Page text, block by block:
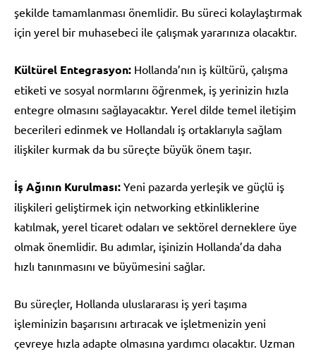
şekilde tamamlanması önemlidir. Bu süreci kolaylaştırmak
için yerel bir muhasebeci ile çalışmak yararınıza olacaktır.
Kültürel Entegrasyon: Hollanda’nın iş kültürü, çalışma
etiketi ve sosyal normlarını öğrenmek, iş yerinizin hızla
entegre olmasını sağlayacaktır. Yerel dilde temel iletişim
becerileri edinmek ve Hollandalı iş ortaklarıyla sağlam
ilişkiler kurmak da bu süreçte büyük önem taşır.
İş Ağının Kurulması: Yeni pazarda yerleşik ve güçlü iş
ilişkileri geliştirmek için networking etkinliklerine
katılmak, yerel ticaret odaları ve sektörel derneklere üye
olmak önemlidir. Bu adımlar, işinizin Hollanda’da daha
hızlı tanınmasını ve büyümesini sağlar.
Bu süreçler, Hollanda uluslararası iş yeri taşıma
işleminizin başarısını artıracak ve işletmenizin yeni
çevreye hızla adapte olmasına yardımcı olacaktır. Uzman